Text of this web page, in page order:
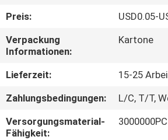
TRETEN
SIE
MIT
UNS
IN
VERBINDUNG
Preis:
USD0.05-
Verpackung
Informationen:
Kartone
Lieferzeit:
15-25
Zahlungsbedingungen:
L/C, T/T,
Versorgungsmaterial-
Fähigkeit: